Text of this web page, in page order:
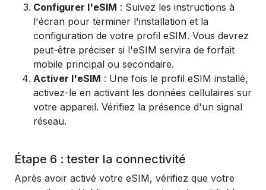
Configurer l'eSIM : Suivez les instructions à
l'écran pour terminer l'installation et la
configuration de votre profil eSIM. Vous devrez
peut-être préciser si l'eSIM servira de forfait
mobile principal ou secondaire.
Activer l'eSIM : Une fois le profil eSIM installé,
activez-le en activant les données cellulaires sur
votre appareil. Vérifiez la présence d'un signal
réseau.
Étape 6 : tester la connectivité
Après avoir activé votre eSIM, vérifiez que votre